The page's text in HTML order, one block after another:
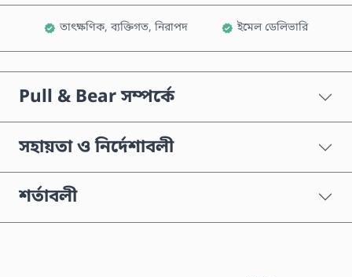
তাৎক্ষণিক, ব্যক্তিগত, নিরাপদ ইমেল ডেলিভারি
Pull & Bear সম্পর্কে
সহায়তা ও নির্দেশাবলী
শর্তাবলী